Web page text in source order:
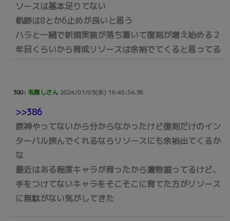
ソースは基本足りてない
軌跡は8とか6止めが良いと思う
ハラと一緒で新規実装が落ち着いて復刻が増え始める２
年目くらいから育成リソースは余裕でてくると思ってる
390: 名無しさん2024/01/03(水) 16:45:54.38
>>386
原神やってないから分からなかったけど復刻だけのイン
ターバル挟んでくれるならリソースにも余裕出てくるか
な
最近はある程度キャラが育ったから遺物掘ってるけど、
手をつけてないキャラをそこそこに育てた方がリソース
に無駄がない気がしてきた